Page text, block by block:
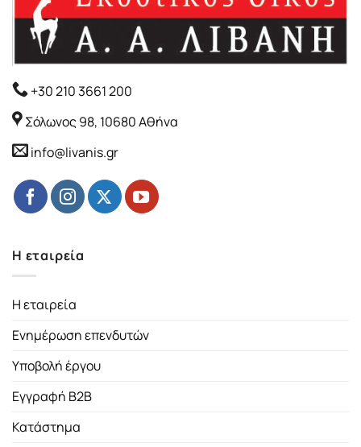
+30 210 3661 200
Σόλωνος 98, 10680 Αθήνα
info@livanis.gr
Η εταιρεία
Η εταιρεία
Ενημέρωση επενδυτών
Υποβολή έργου
Εγγραφή B2B
Κατάστημα